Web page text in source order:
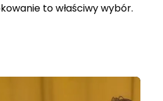
to właściwy wybór.